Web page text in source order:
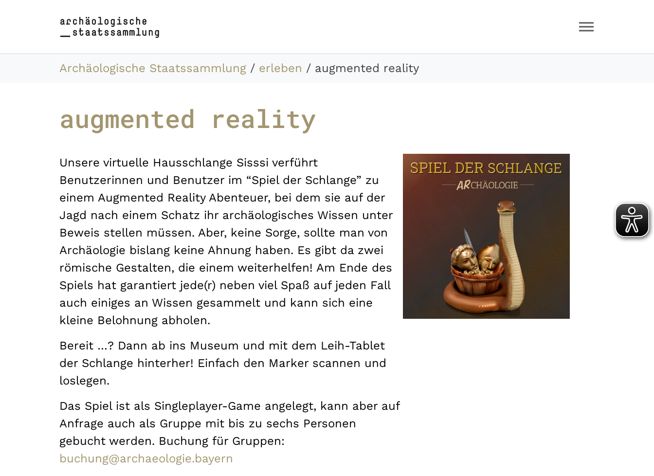
Sie sind hier:
Archäologische Staatssammlung erleben augmented reality
augmented reality
Unsere virtuelle Hausschlange Sisssi verführt
Benutzerinnen und Benutzer im “Spiel der Schlange” zu
einem Augmented Reality Abenteuer, bei dem sie auf der
Jagd nach einem Schatz ihr archäologisches Wissen unter
Beweis stellen müssen. Aber, keine Sorge, sollte man von
Archäologie bislang keine Ahnung haben. Es gibt da zwei
römische Gestalten, die einem weiterhelfen! Am Ende des
Spiels hat garantiert jede(r) neben viel Spaß auf jeden Fall
auch einiges an Wissen gesammelt und kann sich eine
kleine Belohnung abholen.
Bereit …? Dann ab ins Museum und mit dem Leih-Tablet
der Schlange hinterher! Einfach den Marker scannen und
loslegen.
Das Spiel ist als Singleplayer-Game angelegt, kann aber auf
Anfrage auch als Gruppe mit bis zu sechs Personen
gebucht werden. Buchung für Gruppen:
buchung@archaeologie.bayern